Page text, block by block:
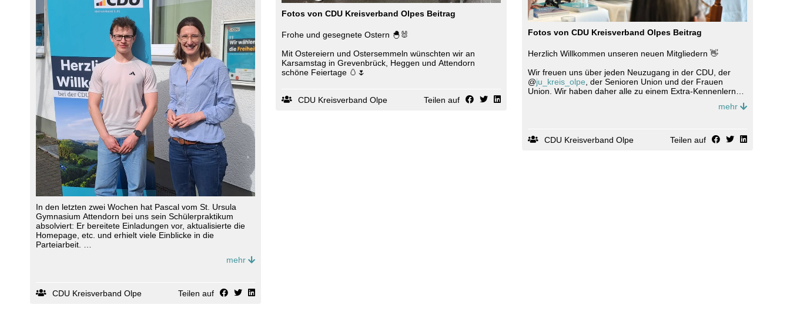
Fotos von CDU Kreisverband Olpes Beitrag
Frohe und gesegnete Ostern 🐣🐰
Mit Ostereiern und Ostersemmeln wünschten wir an
Karsamstag in Grevenbrück, Heggen und Attendorn
schöne Feiertage 🥚🌷
CDU Kreisverband Olpe Teilen auf
Fotos von CDU Kreisverband Olpes Beitrag
Herzlich Willkommen unseren neuen Mitgliedern 👋
Wir freuen uns über jeden Neuzugang in der CDU, der
@ju_kreis_olpe , der Senioren Union und der Frauen
Union. Wir haben daher alle zu einem Extra-Kennenlernen
und unserem
Schön, dass Ihr dabei seid! 🤩💐👍
mehr
CDU Kreisverband Olpe Teilen auf
In den letzten zwei Wochen hat Pascal vom St. Ursula
Gymnasium Attendorn bei uns sein Schülerpraktikum
absolviert: Er bereitete Einladungen vor, aktualisierte die
Homepage, etc. und erhielt viele Einblicke in die
Parteiarbeit.
Vielen Dank für Deine tolle Unterstützung, lieber Pascal! 👏
Kreisvorsitzenden @jochen.ritter im Düsseldorfer Landtag.
mehr
CDU Kreisverband Olpe Teilen auf